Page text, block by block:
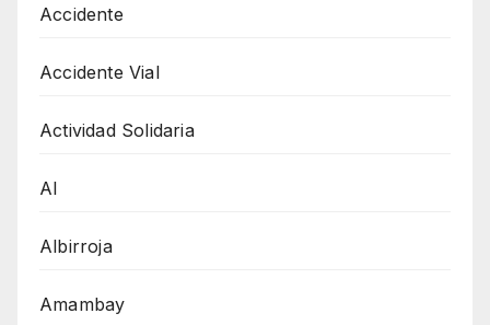
Accidente
Accidente Vial
Actividad Solidaria
AI
Albirroja
Amambay